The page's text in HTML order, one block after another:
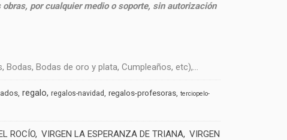
por cualquier medio o soporte, sin autorización
Bodas de oro y plata, Cumpleaños, etc),...
regalo regalos-navidad regalos-profesoras terciopelo-
ROCÍO VIRGEN LA ESPERANZA DE TRIANA VIRGEN